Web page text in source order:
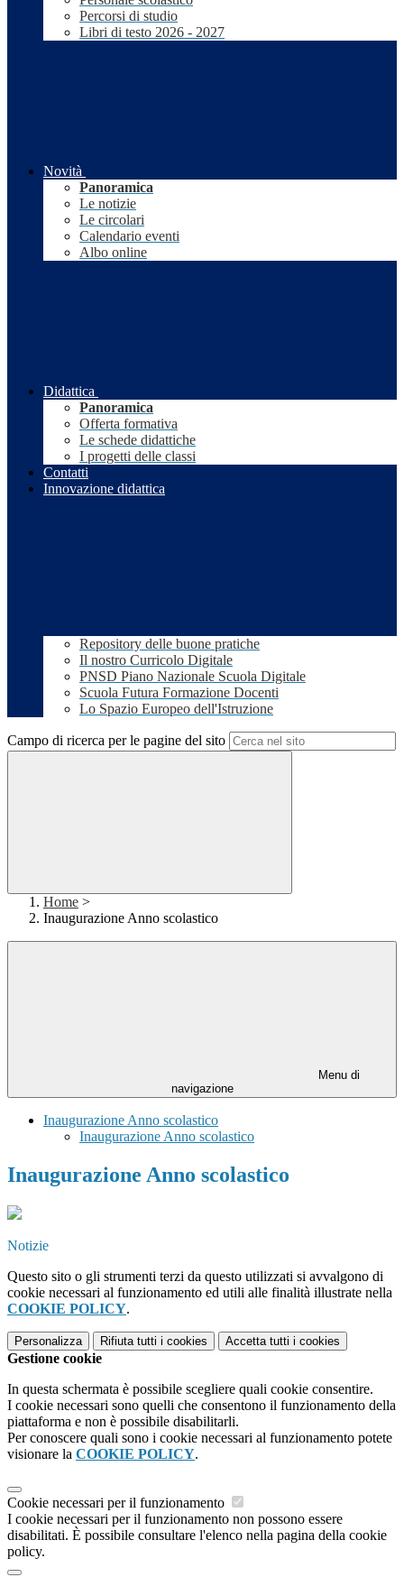
Percorsi di studio
Libri di testo 2026 - 2027
Novità
Panoramica
Le notizie
Le circolari
Calendario eventi
Albo online
Didattica
Panoramica
Offerta formativa
Le schede didattiche
I progetti delle classi
Contatti
Innovazione didattica
Repository delle buone pratiche
Il nostro Curricolo Digitale
PNSD Piano Nazionale Scuola Digitale
Scuola Futura Formazione Docenti
Lo Spazio Europeo dell'Istruzione
Campo di ricerca per le pagine del sito
Home >
Inaugurazione Anno scolastico
Menu di
navigazione
Inaugurazione Anno scolastico
Inaugurazione Anno scolastico
Inaugurazione Anno scolastico
Notizie
Questo sito o gli strumenti terzi da questo utilizzati si avvalgono di
cookie necessari al funzionamento ed utili alle finalità illustrate nella
COOKIE POLICY.
Personalizza Rifiuta tutti i cookies Accetta tutti i cookies
Gestione cookie
In questa schermata è possibile scegliere quali cookie consentire.
I cookie necessari sono quelli che consentono il funzionamento della
piattaforma e non è possibile disabilitarli.
Per conoscere quali sono i cookie necessari al funzionamento potete
visionare la COOKIE POLICY.
Cookie necessari per il funzionamento
I cookie necessari per il funzionamento non possono essere
disabilitati. È possibile consultare l'elenco nella pagina della cookie
policy.